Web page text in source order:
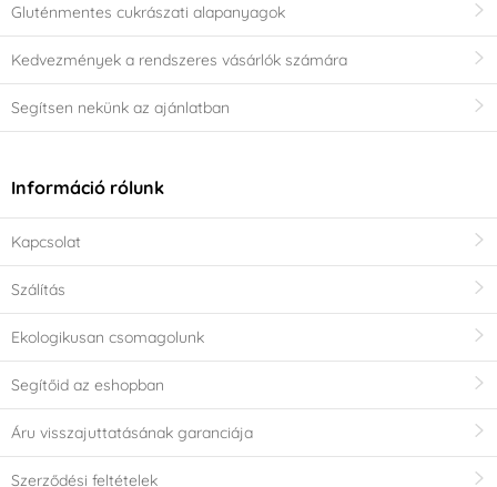
Gluténmentes cukrászati alapanyagok
Kedvezmények a rendszeres vásárlók számára
Segítsen nekünk az ajánlatban
Információ rólunk
Kapcsolat
Szálítás
Ekologikusan csomagolunk
Segítőid az eshopban
Áru visszajuttatásának garanciája
Szerződési feltételek